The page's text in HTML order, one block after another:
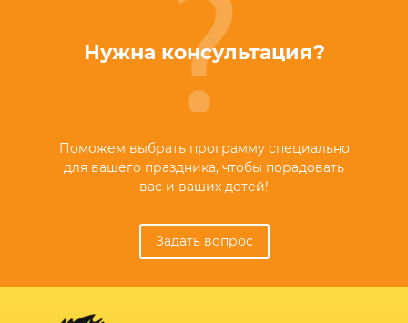
Нужна консультация?
Поможем выбрать программу специально
для вашего праздника, чтобы порадовать
вас и ваших детей!
Задать вопрос